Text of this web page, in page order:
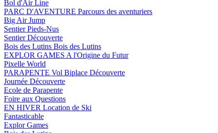
Bol d'Air Line
PARC D'AVENTURE Parcours des aventuriers
Big Air Jump
Sentier Pieds-Nus
Sentier Découverte
Bois des Lutins Bois des Lutins
EXPLOR GAMES A l'Origine du Futur
Pixelle World
PARAPENTE Vol Biplace Découverte
Journée Découverte
Ecole de Parapente
Foire aux Questions
EN HIVER Location de Ski
Fantasticable
Explor Games